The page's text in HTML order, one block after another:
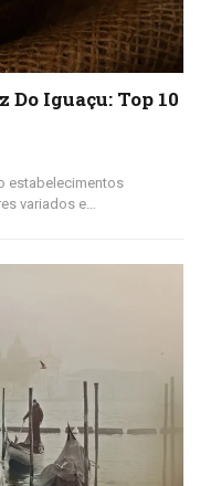
Do Iguaçu: Top 10
estabelecimentos
variados e…